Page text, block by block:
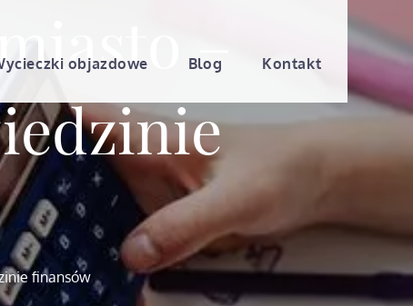
objazdowe Blog Kontakt
–
finansów